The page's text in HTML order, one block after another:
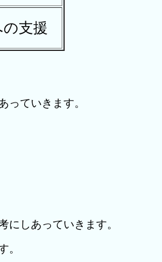
支援
っていきます。
しあっていきます。
。